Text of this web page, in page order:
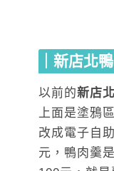
｜新店北
以前的新店
上面是塗鴉
改成電子自
元，鴨肉羹